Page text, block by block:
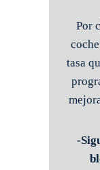
Por
tasa
-